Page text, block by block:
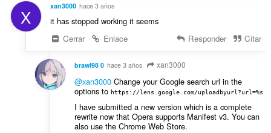
X xan3000 hace 3 años
it has stopped working it seems
Cerrar
Enlace Responder Citar
brawl98 0 hace 3 años xan3000
@xan3000Change your Google search url in the
options to https://lens.google.com/uploadbyurl?url=%s
I have submitted a new version which is a complete
rewrite now that Opera supports Manifest v3. You can
also use the Chrome Web Store.